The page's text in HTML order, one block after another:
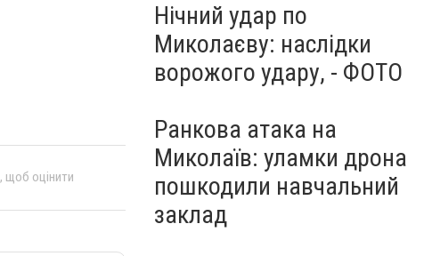
, щоб оцінити
Нічний удар по
Миколаєву: наслідки
ворожого удару, - ФОТО
Ранкова атака на
Миколаїв: уламки дрона
пошкодили навчальний
заклад